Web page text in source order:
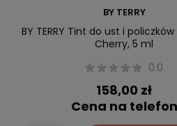
BY TERRY
BY TERRY Tint do ust i
Cherry, 5 ml
0.0
158,00 zł
Cena na telefon